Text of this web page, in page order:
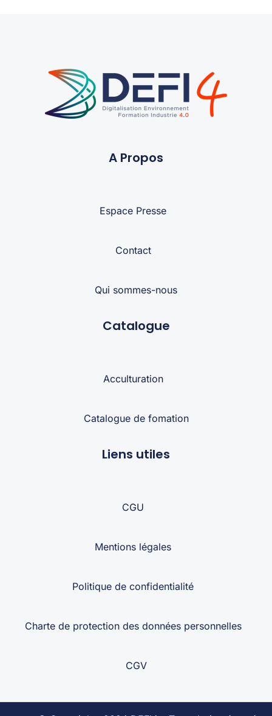
A Propos
Espace Presse
Contact
Qui sommes-nous
Catalogue
Acculturation
Catalogue de fomation
Liens utiles
CGU
Mentions légales
Politique de confidentialité
Charte de protection des données personnelles
CGV